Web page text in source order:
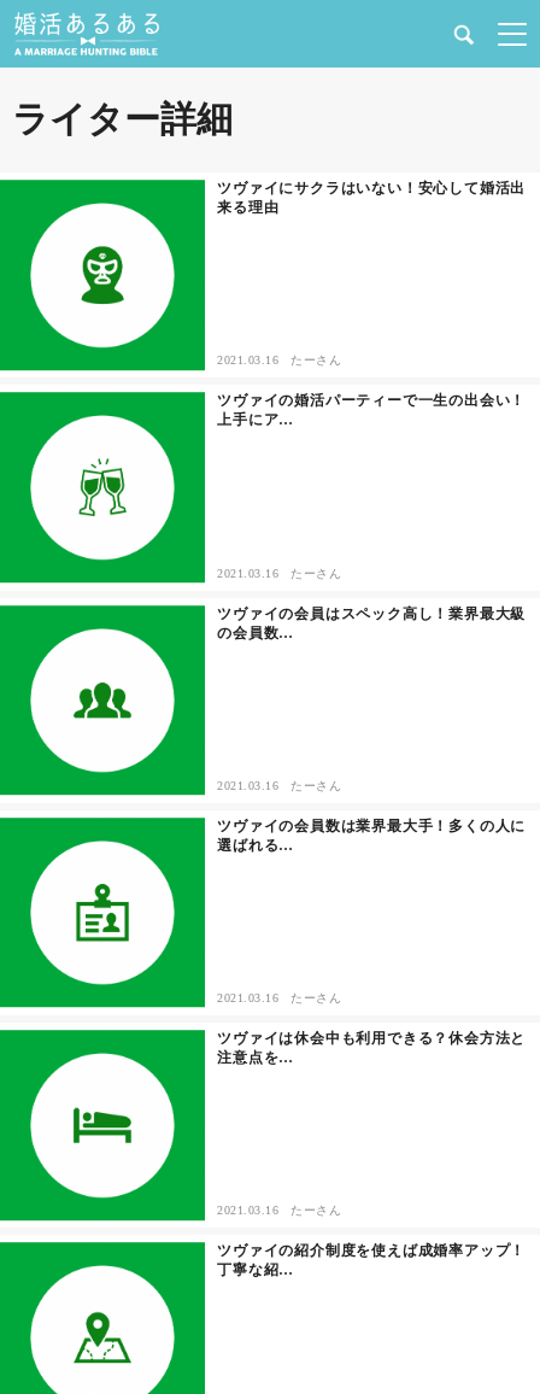
恋愛の悩み
出会い
合コン・街コン
マッチングアプリ
結婚相談所
あるある
ドキドキ
仕事とキャリア
占い・診断
ファッション・美容
グルメ
セックスライフ
不倫・だめ男
感動
心の処方箋
カルチャー・トレンド・芸能
ライター詳細
ツヴァイにサクラはいない！安心して婚活出
来る理由
2021.03.16 たーさん
ツヴァイの婚活パーティーで一生の出会い！
上手にア…
2021.03.16 たーさん
ツヴァイの会員はスペック高し！業界最大級
の会員数…
2021.03.16 たーさん
ツヴァイの会員数は業界最大手！多くの人に
選ばれる…
2021.03.16 たーさん
ツヴァイは休会中も利用できる？休会方法と
注意点を…
2021.03.16 たーさん
ツヴァイの紹介制度を使えば成婚率アップ！
丁寧な紹…